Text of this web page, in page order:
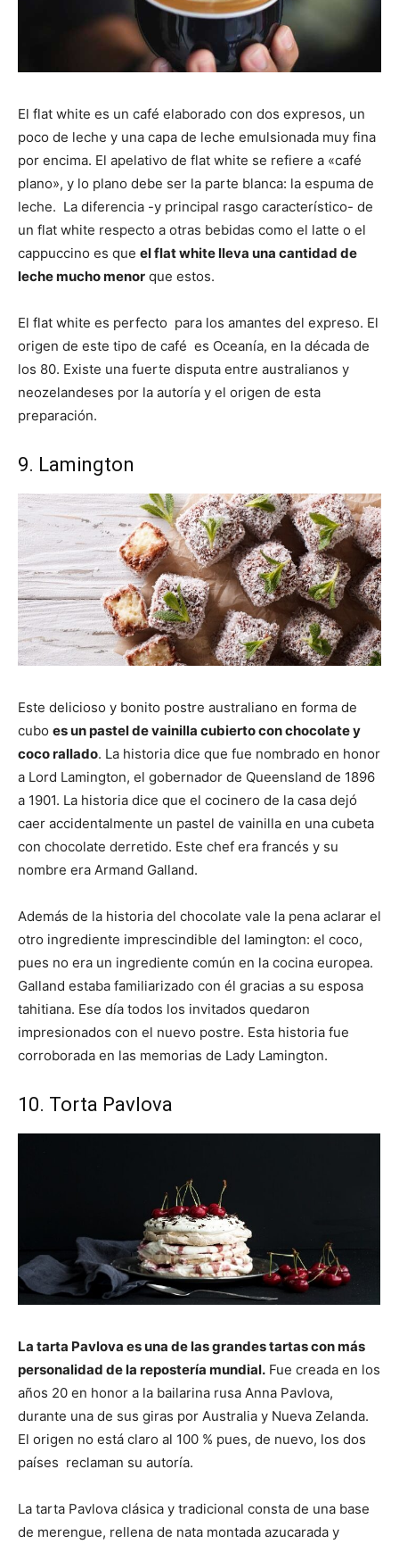
El flat white es un café elaborado con dos expresos, un
poco de leche y una capa de leche emulsionada muy fina
por encima. El apelativo de flat white se refiere a «café
plano», y lo plano debe ser la parte blanca: la espuma de
leche. La diferencia -y principal rasgo característico- de
un flat white respecto a otras bebidas como el latte o el
cappuccino es que el flat white lleva una cantidad de
leche mucho menor que estos.
El flat white es perfecto para los amantes del expreso. El
origen de este tipo de café es Oceanía, en la década de
los 80. Existe una fuerte disputa entre australianos y
neozelandeses por la autoría y el origen de esta
preparación.
9. Lamington
Este delicioso y bonito postre australiano en forma de
cubo es un pastel de vainilla cubierto con chocolate y
coco rallado. La historia dice que fue nombrado en honor
a Lord Lamington, el gobernador de Queensland de 1896
a 1901. La historia dice que el cocinero de la casa dejó
caer accidentalmente un pastel de vainilla en una cubeta
con chocolate derretido. Este chef era francés y su
nombre era Armand Galland.
Además de la historia del chocolate vale la pena aclarar el
otro ingrediente imprescindible del lamington: el coco,
pues no era un ingrediente común en la cocina europea.
Galland estaba familiarizado con él gracias a su esposa
tahitiana. Ese día todos los invitados quedaron
impresionados con el nuevo postre. Esta historia fue
corroborada en las memorias de Lady Lamington.
10. Torta Pavlova
La tarta Pavlova es una de las grandes tartas con más
personalidad de la repostería mundial. Fue creada en los
años 20 en honor a la bailarina rusa Anna Pavlova,
durante una de sus giras por Australia y Nueva Zelanda.
El origen no está claro al 100 % pues, de nuevo, los dos
países reclaman su autoría.
La tarta Pavlova clásica y tradicional consta de una base
de merengue, rellena de nata montada azucarada y